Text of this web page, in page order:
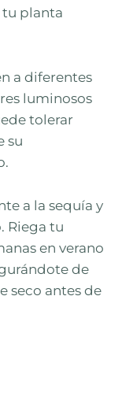
tu planta
a diferentes
luminosos
tolerar
su
a la sequía y
Riega tu
en verano
de
seco antes de